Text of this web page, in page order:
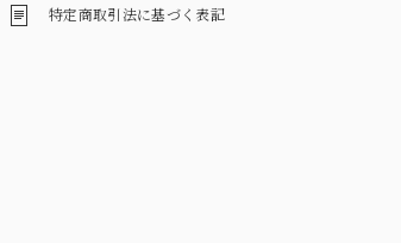
特定商取引法に基づく表記